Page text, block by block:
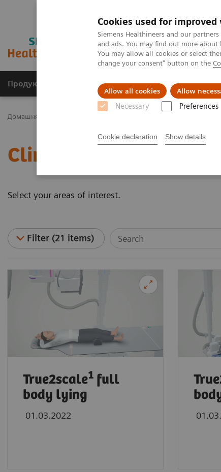
Cookies used for
Siemens Healthineers and our
and ads. You may find out more
You may allow all cookies or select
change your consent" button on the
Allow all cookies Allow
Necessary Preferences
Cookie declaration Show details
Продукція та сервіси Клінічні галузі
Домашня
Clinical Workflows
Select your areas of interest.
Filter (21 items)
True2scale1 full
body lying
01.03.2022